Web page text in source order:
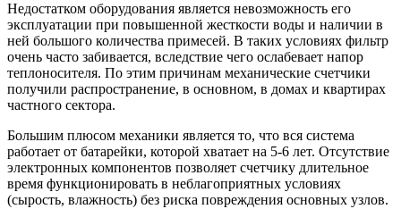
Недостатком оборудования является невозможность его
эксплуатации при повышенной жесткости воды и наличии в
ней большого количества примесей. В таких условиях фильтр
очень часто забивается, вследствие чего ослабевает напор
теплоносителя. По этим причинам механические счетчики
получили распространение, в основном, в домах и квартирах
частного сектора.
Большим плюсом механики является то, что вся система
работает от батарейки, которой хватает на 5-6 лет. Отсутствие
электронных компонентов позволяет счетчику длительное
время функционировать в неблагоприятных условиях
(сырость, влажность) без риска повреждения основных узлов.